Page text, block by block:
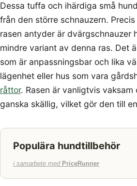
Dessa tuffa och ihärdiga små
från den större schnauzern.
rasen antyder är dvärgschnauzer
mindre variant av denna ras. Det
som är anpassningsbar och lika
lägenhet eller hus som vara
råttor. Rasen är vanligtvis vaksam
ganska skällig, vilket gör den till
Populära hundtillbehör
i samarbete med PriceRunner